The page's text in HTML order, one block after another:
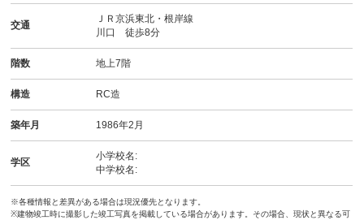
交通
ＪＲ京浜東北・根岸線
川口 徒歩8分
階数 地上7階
構造 RC造
築年月 1986年2月
学区
小学校名:
中学校名:
※各種情報と差異がある場合は現況優先となります。
※建物竣工時に撮影した竣工写真を掲載している場合があります。その場合、現状と異なる可